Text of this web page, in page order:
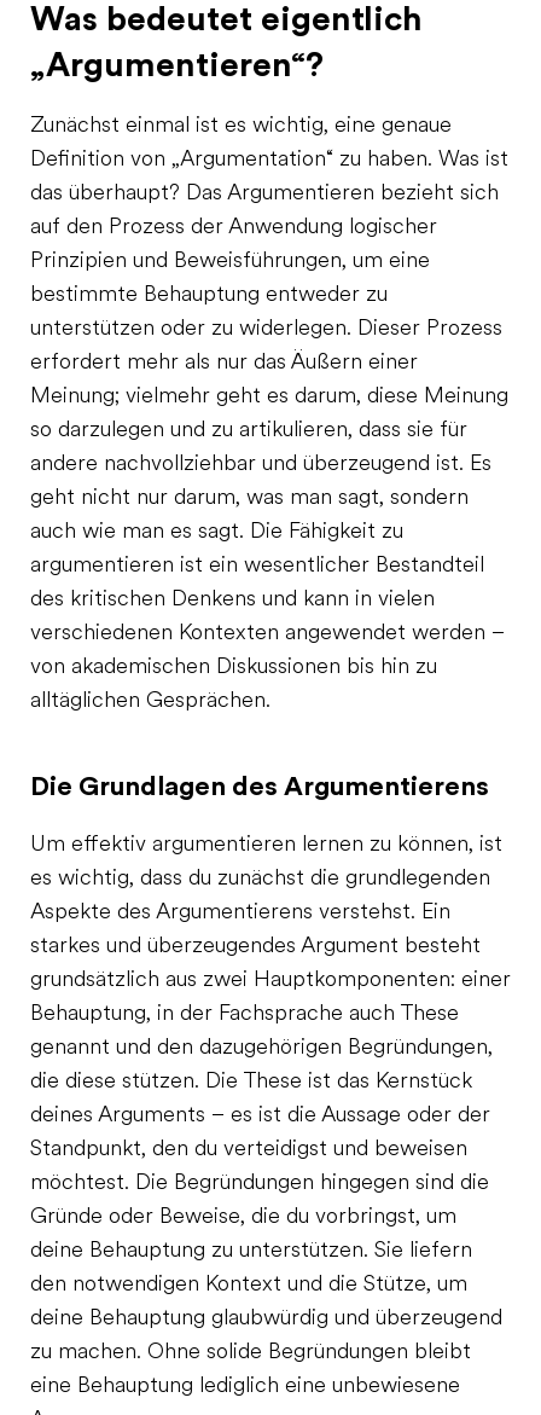
Was bedeutet eigentlich
„Argumentieren“?
Zunächst einmal ist es wichtig, eine genaue
Definition von „Argumentation“ zu haben. Was ist
das überhaupt? Das Argumentieren bezieht sich
auf den Prozess der Anwendung logischer
Prinzipien und Beweisführungen, um eine
bestimmte Behauptung entweder zu
unterstützen oder zu widerlegen. Dieser Prozess
erfordert mehr als nur das Äußern einer
Meinung; vielmehr geht es darum, diese Meinung
so darzulegen und zu artikulieren, dass sie für
andere nachvollziehbar und überzeugend ist. Es
geht nicht nur darum, was man sagt, sondern
auch wie man es sagt. Die Fähigkeit zu
argumentieren ist ein wesentlicher Bestandteil
des kritischen Denkens und kann in vielen
verschiedenen Kontexten angewendet werden –
von akademischen Diskussionen bis hin zu
alltäglichen Gesprächen.
Die Grundlagen des Argumentierens
Um effektiv argumentieren lernen zu können, ist
es wichtig, dass du zunächst die grundlegenden
Aspekte des Argumentierens verstehst. Ein
starkes und überzeugendes Argument besteht
grundsätzlich aus zwei Hauptkomponenten: einer
Behauptung, in der Fachsprache auch These
genannt und den dazugehörigen Begründungen,
die diese stützen. Die These ist das Kernstück
deines Arguments – es ist die Aussage oder der
Standpunkt, den du verteidigst und beweisen
möchtest. Die Begründungen hingegen sind die
Gründe oder Beweise, die du vorbringst, um
deine Behauptung zu unterstützen. Sie liefern
den notwendigen Kontext und die Stütze, um
deine Behauptung glaubwürdig und überzeugend
zu machen. Ohne solide Begründungen bleibt
eine Behauptung lediglich eine unbewiesene